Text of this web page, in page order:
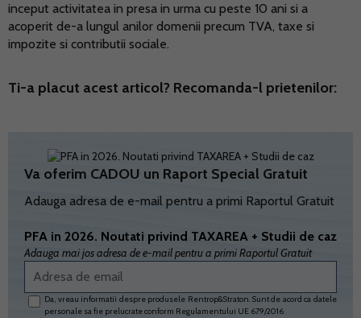
inceput activitatea in presa in urma cu peste 10 ani si a
acoperit de-a lungul anilor domenii precum TVA, taxe si
impozite si contributii sociale.
Ti-a placut acest articol? Recomanda-l prietenilor:
Va oferim CADOU un Raport Special Gratuit
Adauga adresa de e-mail pentru a primi Raportul Gratuit
PFA in 2026. Noutati privind TAXAREA + Studii de caz
Adauga mai jos adresa de e-mail pentru a primi Raportul Gratuit
Da, vreau informatii despre produsele Rentrop&Straton. Sunt de acord ca datele
personale sa fie prelucrate conform Regulamentului UE 679/2016